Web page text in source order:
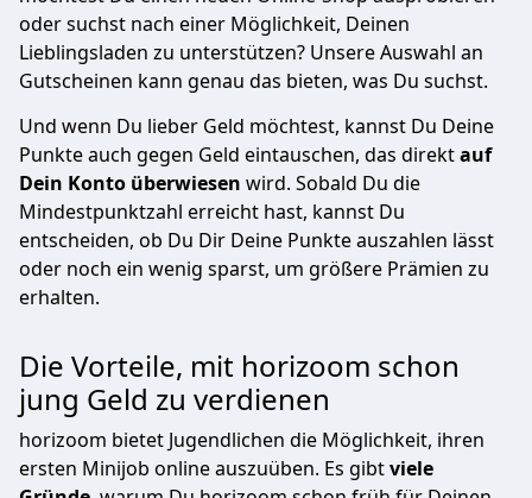
oder suchst nach einer Möglichkeit, Deinen
Lieblingsladen zu unterstützen? Unsere Auswahl an
Gutscheinen kann genau das bieten, was Du suchst.
Und wenn Du lieber Geld möchtest, kannst Du Deine
Punkte auch gegen Geld eintauschen, das direktauf
Dein Konto überwiesen wird. Sobald Du die
Mindestpunktzahl erreicht hast, kannst Du
entscheiden, ob Du Dir Deine Punkte auszahlen lässt
oder noch ein wenig sparst, um größere Prämien zu
erhalten.
Die Vorteile, mit horizoom schon
jung Geld zu verdienen
horizoom bietet Jugendlichen die Möglichkeit, ihren
ersten Minijob online auszuüben. Es gibtviele